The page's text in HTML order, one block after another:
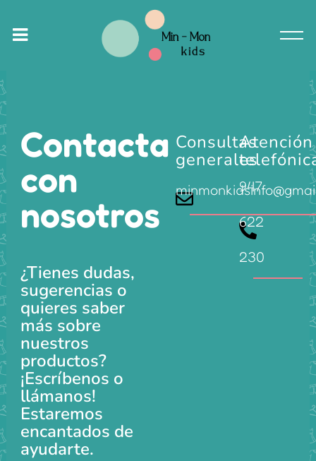
Contacta
con
nosotros
¿Tienes dudas,
sugerencias o
quieres saber
más sobre
nuestros
productos?
¡Escríbenos o
llámanos!
Estaremos
encantados de
ayudarte.
Consultas
generales
Atención
947
622
230